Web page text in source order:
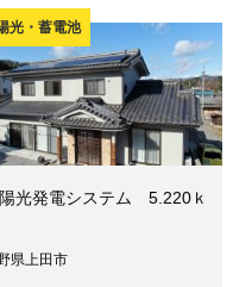
光・蓄電池
光発電システム 5.220ｋ
県上田市